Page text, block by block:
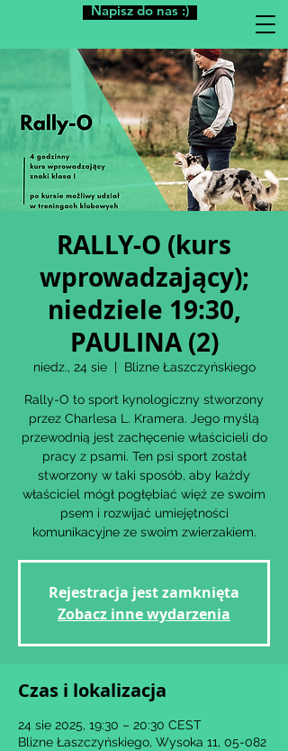
Napisz do nas :)
RALLY-O (kurs
wprowadzający);
niedziele 19:30,
PAULINA (2)
niedz., 24 sie
  |
Blizne Łaszczyńskiego
Rally-O to sport kynologiczny stworzony
przez Charlesa L. Kramera. Jego myślą
przewodnią jest zachęcenie właścicieli do
pracy z psami. Ten psi sport został
stworzony w taki sposób, aby każdy
właściciel mógł pogłębiać więź ze swoim
psem i rozwijać umiejętności
komunikacyjne ze swoim zwierzakiem.
Rejestracja jest zamknięta
Zobacz inne wydarzenia
Czas i lokalizacja
24 sie 2025, 19:30 – 20:30 CEST
Blizne Łaszczyńskiego, Wysoka 11, 05-082